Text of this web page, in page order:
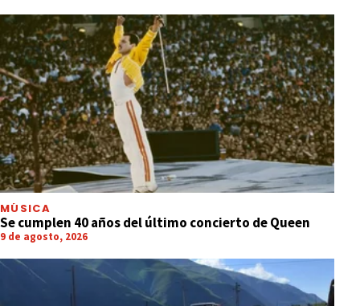
MÚSICA
Se cumplen 40 años del último concierto de Queen
9 de agosto, 2026